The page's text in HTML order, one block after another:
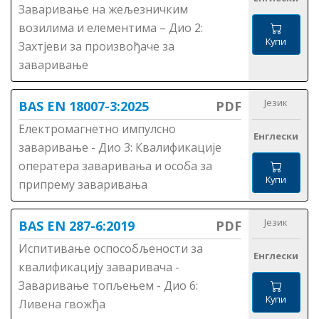
Заваривање на жељезничким
возилима и елементима – Дио 2:
Захтјеви за произвођаче за
заваривање
Купи
BAS EN 18007-3:2025 PDF
Електромагнетно импулсно
заваривање - Дио 3: Квалификације
оператера заваривања и особа за
припрему заваривања
Језик
Енглески
Купи
BAS EN 287-6:2019 PDF
Испитивање оспособљености за
квалификацију заваривача -
Заваривање топљењем - Дио 6:
Ливена гвожђа
Језик
Енглески
Купи